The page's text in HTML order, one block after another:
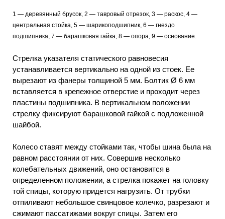
1 — деревянный брусок, 2 — тавровый отрезок, 3 — раскос, 4 —
центральная стойка, 5 — шарикоподшипник, 6 — гнездо
подшипника, 7 — барашковая гайка, 8 — опора, 9 — основание.
Стрелка указателя статического равновесия
устанавливается вертикально на одной из стоек. Ее
вырезают из фанеры толщиной 5 мм. Болтик Ø 6 мм
вставляется в крепежное отверстие и проходит через
пластины подшипника. В вертикальном положении
стрелку фиксируют барашковой гайкой с подложенной
шайбой.
Колесо ставят между стойками так, чтобы шина была на
равном расстоянии от них. Совершив несколько
колебательных движений, оно остановится в
определенном положении, а стрелка покажет на головку
той спицы, которую придется нагрузить. От трубки
отпиливают небольшое свинцовое колечко, разрезают и
сжимают пассатижами вокруг спицы. Затем его